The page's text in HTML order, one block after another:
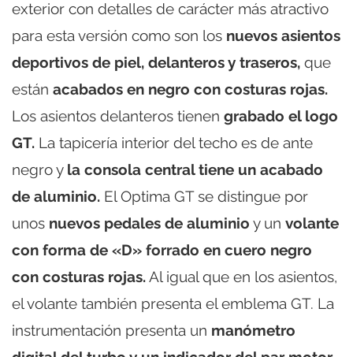
exterior con detalles de carácter más atractivo
para esta versión como son los nuevos asientos
deportivos de piel, delanteros y traseros, que
están acabados en negro con costuras rojas.
Los asientos delanteros tienen grabado el logo
GT. La tapicería interior del techo es de ante
negro y la consola central tiene un acabado
de aluminio. El Optima GT se distingue por
unos nuevos pedales de aluminio y un volante
con forma de «D» forrado en cuero negro
con costuras rojas.Al igual que en los asientos,
el volante también presenta el emblema GT. La
instrumentación presenta un manómetro